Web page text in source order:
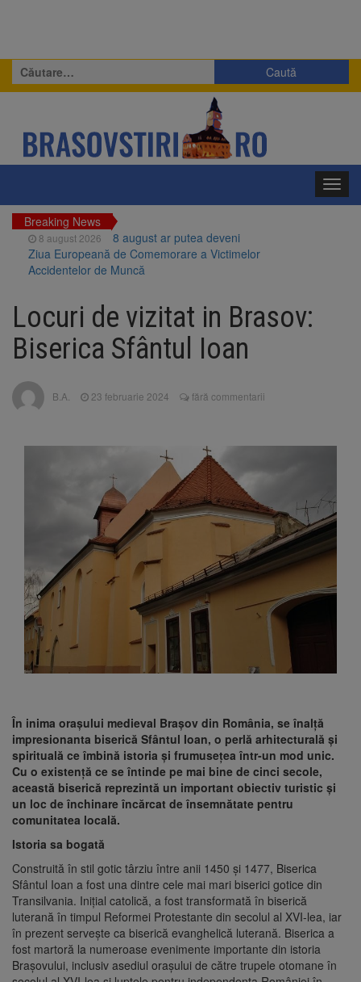
Caută
după:
Breaking News
8 august 2026
8 august ar putea deveni
Ziua Europeană de Comemorare a Victimelor
Accidentelor de Muncă
fostului complex Duplex 91, de lângă Piața
Star
8 august 2026
Ungaria renunță la apelul
pentru reducerea consumului de energie.
8 august 2026
Iluminat cere reducerea luminii pe timpul
– Poiana Brașov după un accident. Două
persoane primesc îngrijiri medicale
Se schimbă examenul de
medic specialist. Subiecte unice în toată țara,
aceeași oră și același barem
Locuri de vizitat in Brasov:
Biserica Sfântul Ioan
B.A. 23 februarie 2024 fără commentarii
În inima orașului medieval Brașov din România, se înalță
impresionanta biserică Sfântul Ioan, o perlă arhitecturală și
spirituală ce îmbină istoria și frumusețea într-un mod unic.
Cu o existență ce se întinde pe mai bine de cinci secole,
această biserică reprezintă un important obiectiv turistic și
un loc de închinare încărcat de însemnătate pentru
comunitatea locală.
Istoria sa bogată
Construită în stil gotic târziu între anii 1450 și 1477, Biserica
Sfântul Ioan a fost una dintre cele mai mari biserici gotice din
Transilvania. Inițial catolică, a fost transformată în biserică
luterană în timpul Reformei Protestante din secolul al XVI-lea, iar
în prezent servește ca biserică evanghelică luterană. Biserica a
fost martoră la numeroase evenimente importante din istoria
Brașovului, inclusiv asediul orașului de către trupele otomane în